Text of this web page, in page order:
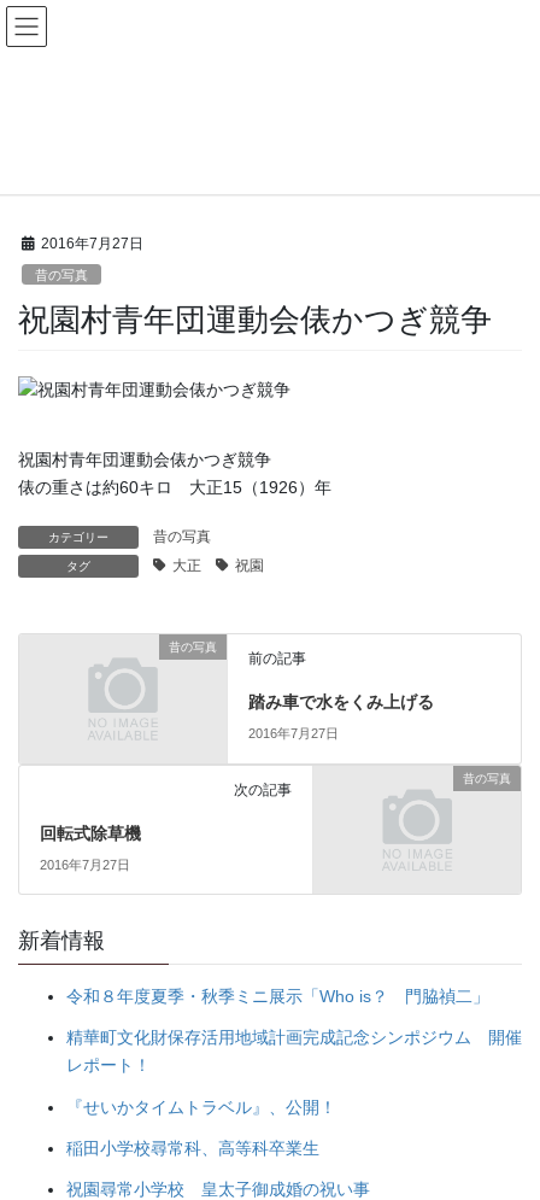
コ
ン
ナ
ビ
2016年7月27日
昔の写真
祝園村青年団運動会俵かつぎ競争
祝園村青年団運動会俵かつぎ競争
俵の重さは約60キロ 大正15（1926）年
カテゴリー 昔の写真
タグ 大正 祝園
昔の写真
前の記事
踏み車で水をくみ上げる
2016年7月27日
昔の写真
次の記事
回転式除草機
2016年7月27日
新着情報
令和８年度夏季・秋季ミニ展示「Who is？ 門脇禎二」
精華町文化財保存活用地域計画完成記念シンポジウム 開催
レポート！
『せいかタイムトラベル』、公開！
稲田小学校尋常科、高等科卒業生
祝園尋常小学校 皇太子御成婚の祝い事